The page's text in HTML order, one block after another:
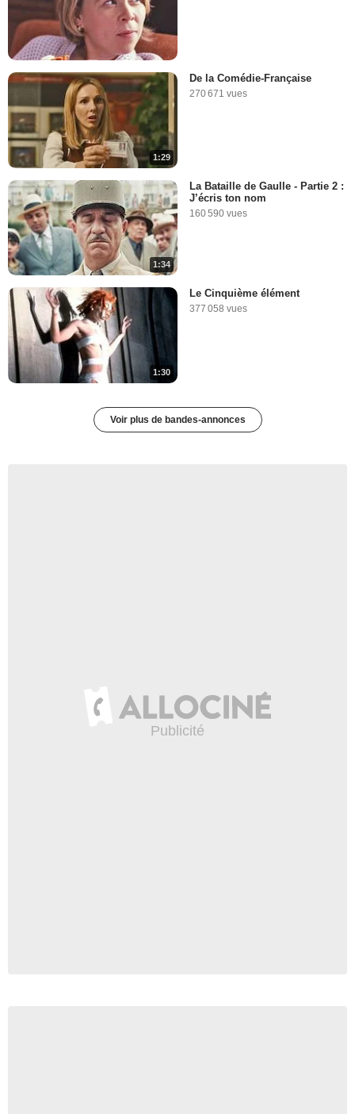
1:29
De la Comédie-Française
270 671 vues
1:34
La Bataille de Gaulle - Partie 2 :
J’écris ton nom
160 590 vues
1:30
Le Cinquième élément
377 058 vues
Voir plus de bandes-annonces